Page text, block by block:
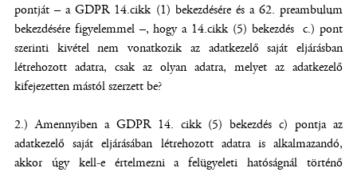
pontját – a GDPR 14.cikk (1) bekezdésére és a 62. preambulum
bekezdésére figyelemmel –, hogy a 14.cikk (5) bekezdés c.) pont
szerinti kivétel nem vonatkozik az adatkezelő saját eljárásban
létrehozott adatra, csak az olyan adatra, melyet az adatkezelő
kifejezetten mástól szerzett be?
2.) Amennyiben a GDPR 14. cikk (5) bekezdés c) pontja az
adatkezelő saját eljárásában létrehozott adatra is alkalmazandó,
akkor úgy kell-e értelmezni a felügyeleti hatóságnál történő